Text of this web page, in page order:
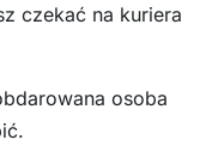
czekać na kuriera
osoba